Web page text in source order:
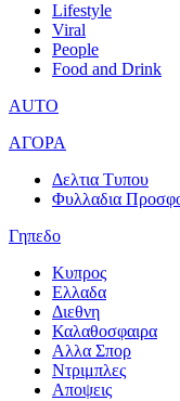
Lifestyle
Viral
People
Food and Drink
AUTO
ΑΓΟΡΑ
Δελτια Τυπου
Φυλλαδια
Γηπεδο
Κυπρος
Ελλαδα
Διεθνη
Καλαθοσφαιρα
Αλλα Σπορ
Ντριμπλες
Αποψεις